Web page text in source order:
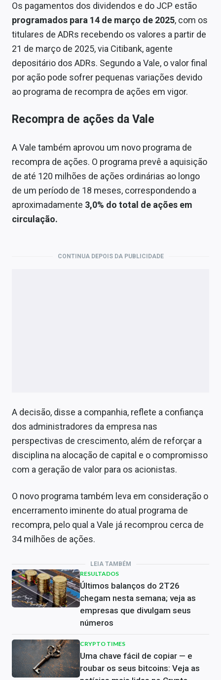
Os pagamentos dos dividendos e do JCP estão
programados para 14 de março de 2025, com os
titulares de ADRs recebendo os valores a partir de
21 de março de 2025, via Citibank, agente
depositário dos ADRs. Segundo a Vale, o valor final
por ação pode sofrer pequenas variações devido
ao programa de recompra de ações em vigor.
Recompra de ações da Vale
A Vale também aprovou um novo programa de
recompra de ações. O programa prevê a aquisição
de até 120 milhões de ações ordinárias ao longo
de um período de 18 meses, correspondendo a
aproximadamente 3,0% do total de ações em
circulação.
CONTINUA DEPOIS DA PUBLICIDADE
A decisão, disse a companhia, reflete a confiança
dos administradores da empresa nas
perspectivas de crescimento, além de reforçar a
disciplina na alocação de capital e o compromisso
com a geração de valor para os acionistas.
O novo programa também leva em consideração o
encerramento iminente do atual programa de
recompra, pelo qual a Vale já recomprou cerca de
34 milhões de ações.
LEIA TAMBÉM
RESULTADOS
Últimos balanços do 2T26
chegam nesta semana; veja as
empresas que divulgam seus
números
CRYPTO TIMES
Uma chave fácil de copiar — e
roubar os seus bitcoins: Veja as